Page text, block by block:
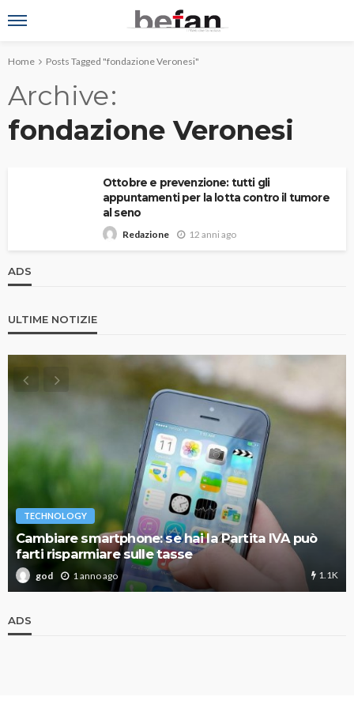
Home Posts Tagged "fondazione Veronesi"
Archive
fondazione Veronesi
Ottobre e prevenzione: tutti gli
appuntamenti per la lotta contro il tumore
al seno
Redazione 12 anni ago
ADS
ULTIME NOTIZIE
TECHNOLOGY
Cambiare smartphone: se hai la Partita IVA può
farti risparmiare sulle tasse
god 1 anno ago 1.1K
ADS